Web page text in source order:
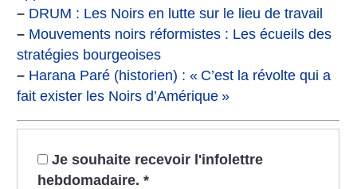
– DRUM : Les Noirs en lutte sur le lieu de travail
– Mouvements noirs réformistes : Les écueils des
stratégies bourgeoises
– Harana Paré (historien) : « C’est la révolte qui a
fait exister les Noirs d’Amérique »
Je souhaite recevoir l'infolettre
hebdomadaire. *